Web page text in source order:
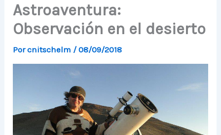
Astroaventura:
Observación en el desierto
Porcnitschelm /08/09/2018